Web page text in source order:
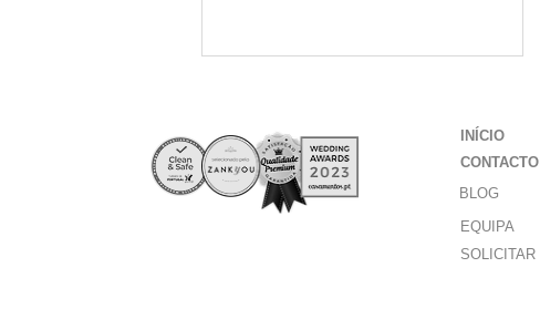
INÍCIO
CONTACTO
BLOG
EQUIPA
SOLICITAR